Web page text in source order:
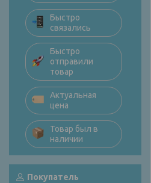
Быстро
связались
Быстро
отправили
товар
Актуальная
цена
Товар был в
наличии
Покупатель